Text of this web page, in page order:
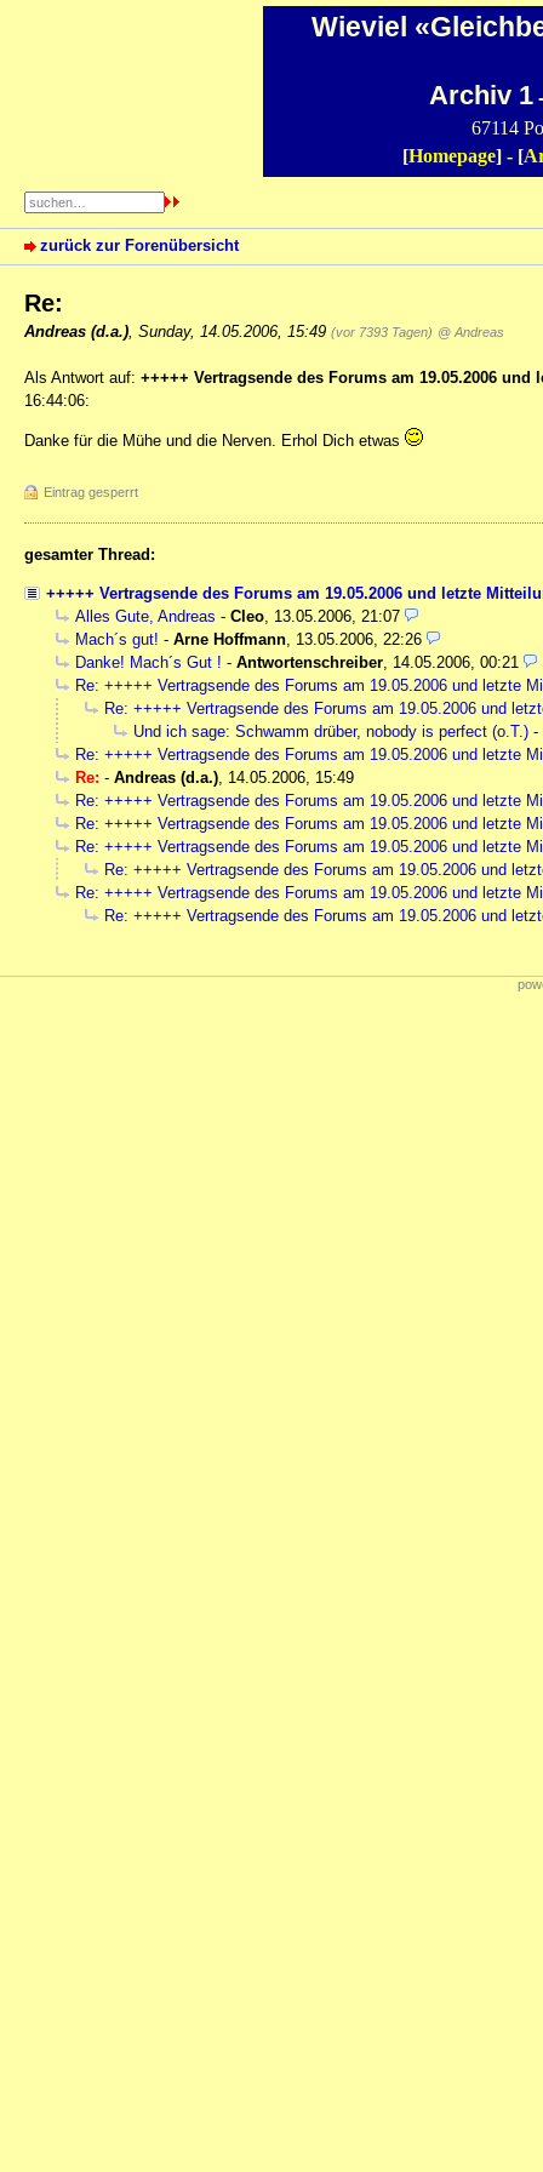
Wieviel
Archiv 1
67114
[Homepage] - [
zurück zur Forenübersicht
Re:
Andreas (d.a.) Sunday, 14.05.2006, 15:49 (vor 7393 Tagen) @ Andreas
Als Antwort auf: +++++ Vertragsende des Forums am 19.05.2006 und
16:44:06:
Danke für die Mühe und die Nerven. Erhol Dich etwas
Eintrag gesperrt
gesamter Thread:
+++++ Vertragsende des Forums am 19.05.2006 und letzte
Alles Gute, Andreas - Cleo, 13.05.2006, 21:07
Mach´s gut! - Arne Hoffmann, 13.05.2006, 22:26
Danke! Mach´s Gut ! - Antwortenschreiber, 14.05.2006, 00:21
Re: +++++ Vertragsende des Forums am 19.05.2006 und letzte
Re: +++++ Vertragsende des Forums am 19.05.2006 und
Und ich sage: Schwamm drüber, nobody is perfect (o.T.) -
Re: +++++ Vertragsende des Forums am 19.05.2006 und letzte
Re: - Andreas (d.a.), 14.05.2006, 15:49
Re: +++++ Vertragsende des Forums am 19.05.2006 und letzte
Re: +++++ Vertragsende des Forums am 19.05.2006 und letzte
Re: +++++ Vertragsende des Forums am 19.05.2006 und letzte
Re: +++++ Vertragsende des Forums am 19.05.2006 und
Re: +++++ Vertragsende des Forums am 19.05.2006 und letzte
Re: +++++ Vertragsende des Forums am 19.05.2006 und